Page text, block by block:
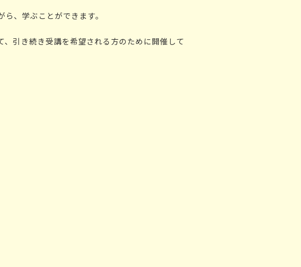
、学ぶことができます。
引き続き受講を希望される方のために開催して